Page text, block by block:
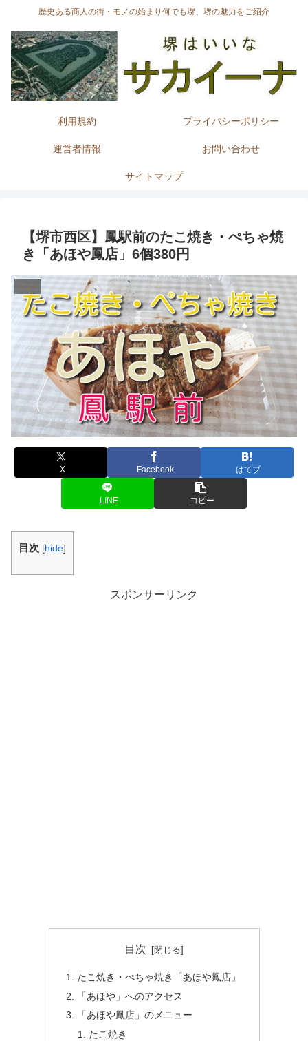
歴史ある商人の街・モノの始まり何でも堺、堺の魅力をご紹介
利用規約 プライバシーポリシー
運営者情報 お問い合わせ
サイトマップ
【堺市西区】鳳駅前のたこ焼き・ぺちゃ焼
き「あほや鳳店」6個380円
グルメ
X Facebook はてブ
LINE コピー
目次 [hide]
スポンサーリンク
目次
たこ焼き・ぺちゃ焼き「あほや鳳店」
「あほや」へのアクセス
「あほや鳳店」のメニュー
たこ焼き